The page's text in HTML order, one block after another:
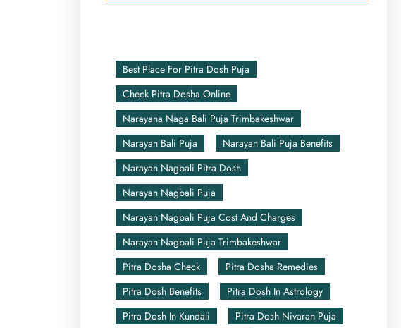
Best Place For Pitra Dosh Puja
Check Pitra Dosha Online
Narayana Naga Bali Puja Trimbakeshwar
Narayan Bali Puja
Narayan Bali Puja Benefits
Narayan Nagbali Pitra Dosh
Narayan Nagbali Puja
Narayan Nagbali Puja Cost And Charges
Narayan Nagbali Puja Trimbakeshwar
Pitra Dosha Check
Pitra Dosha Remedies
Pitra Dosh Benefits
Pitra Dosh In Astrology
Pitra Dosh In Kundali
Pitra Dosh Nivaran Puja